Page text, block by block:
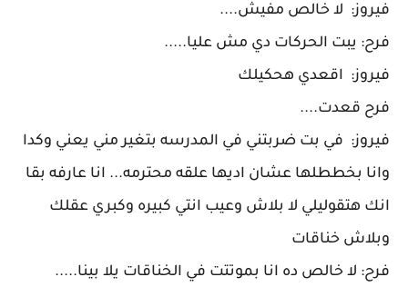
فيروز: لا خالص مفيش....
فرح: يبت الحركات دي مش عليا.....
فيروز: اقعدي هحكيلك
فرح قعدت....
فيروز: في بت ضربتني في المدرسه بتغير مني يعني وكدا
وانا بخططلها عشان اديها علقه محترمه... انا عارفه بقا
انك هتقوليلي لا بلاش وعيب انتي كبيره وكبري عقلك
وبلاش خناقات
فرح: لا خالص ده انا بموتتت في الخناقات يلا بينا.....